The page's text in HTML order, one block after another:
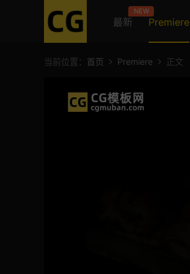
最新
NEW
Premiere
当前位置： 首页 Premiere 正文